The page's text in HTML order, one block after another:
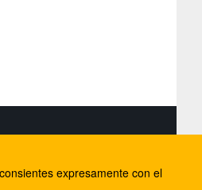
expresamente con el